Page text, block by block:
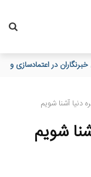
در اعتمادسازی و
دنیا آشنا شویم
شویم